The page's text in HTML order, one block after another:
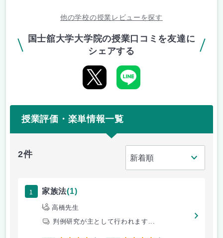
他の学校の授業レビューを探す
国士舘大学大学院の授業口コミを友達に
シェアする
授業評価・楽単情報一覧
2件
1 家族法(1)
高橋先生
判例研究が主として行われます...